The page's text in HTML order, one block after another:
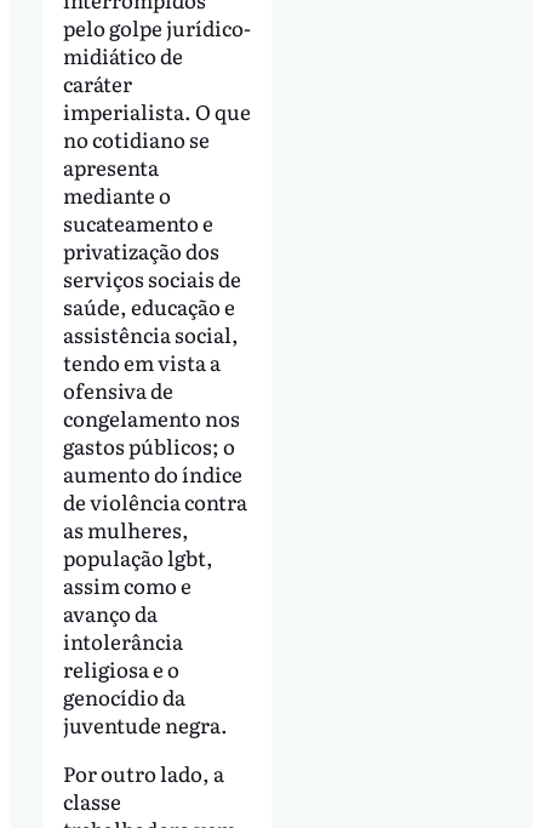
pelo golpe jurídico-
midiático de
caráter
imperialista. O que
no cotidiano se
apresenta
mediante o
sucateamento e
privatização dos
serviços sociais de
saúde, educação e
assistência social,
tendo em vista a
ofensiva de
congelamento nos
gastos públicos; o
aumento do índice
de violência contra
as mulheres,
população lgbt,
assim como e
avanço da
intolerância
religiosa e o
genocídio da
juventude negra.
Por outro lado, a
classe